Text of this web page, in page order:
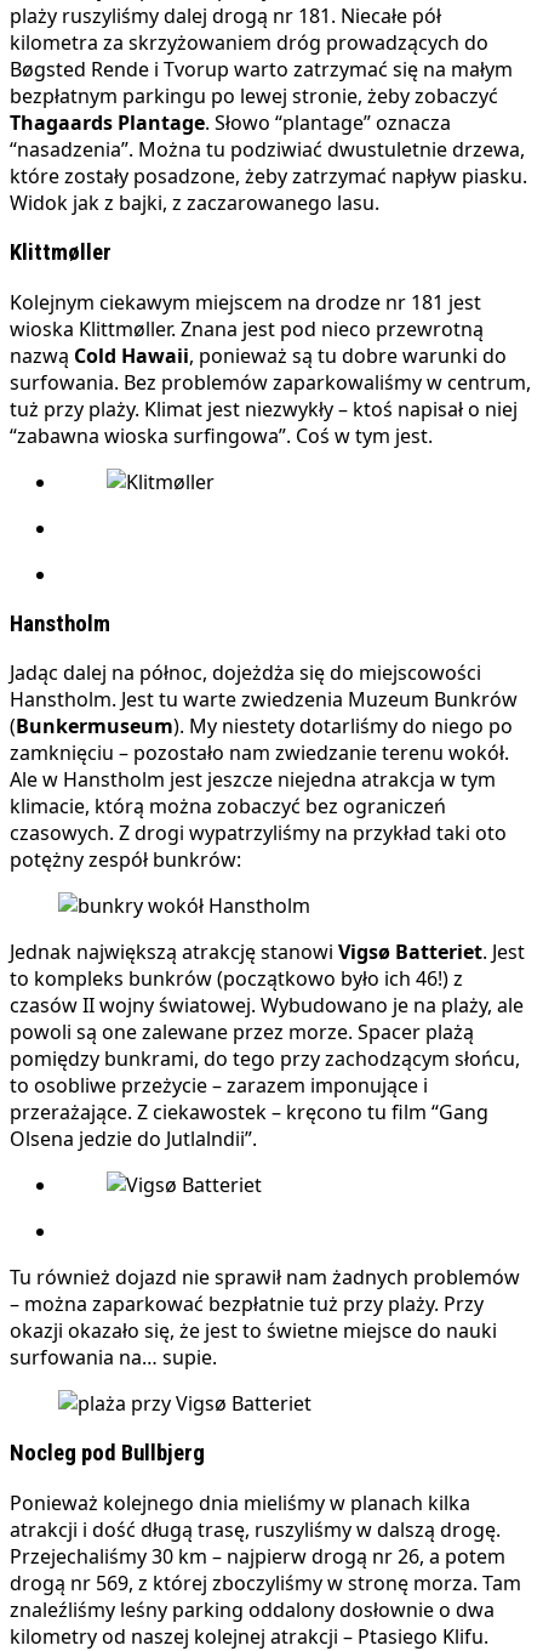
plaży ruszyliśmy dalej drogą nr 181. Niecałe pół
kilometra za skrzyżowaniem dróg prowadzących do
Bøgsted Rende i Tvorup warto zatrzymać się na małym
bezpłatnym parkingu po lewej stronie, żeby zobaczyć
Thagaards Plantage. Słowo “plantage” oznacza
“nasadzenia”. Można tu podziwiać dwustuletnie drzewa,
które zostały posadzone, żeby zatrzymać napływ piasku.
Widok jak z bajki, z zaczarowanego lasu.
Klittmøller
Kolejnym ciekawym miejscem na drodze nr 181 jest
wioska Klittmøller. Znana jest pod nieco przewrotną
nazwą Cold Hawaii, ponieważ są tu dobre warunki do
surfowania. Bez problemów zaparkowaliśmy w centrum,
tuż przy plaży. Klimat jest niezwykły – ktoś napisał o niej
“zabawna wioska surfingowa”. Coś w tym jest.
Hanstholm
Jadąc dalej na północ, dojeżdża się do miejscowości
Hanstholm. Jest tu warte zwiedzenia Muzeum Bunkrów
(Bunkermuseum). My niestety dotarliśmy do niego po
zamknięciu – pozostało nam zwiedzanie terenu wokół.
Ale w Hanstholm jest jeszcze niejedna atrakcja w tym
klimacie, którą można zobaczyć bez ograniczeń
czasowych. Z drogi wypatrzyliśmy na przykład taki oto
potężny zespół bunkrów:
Jednak największą atrakcję stanowi Vigsø Batteriet. Jest
to kompleks bunkrów (początkowo było ich 46!) z
czasów II wojny światowej. Wybudowano je na plaży, ale
powoli są one zalewane przez morze. Spacer plażą
pomiędzy bunkrami, do tego przy zachodzącym słońcu,
to osobliwe przeżycie – zarazem imponujące i
przerażające. Z ciekawostek – kręcono tu film “Gang
Olsena jedzie do Jutlalndii”.
Tu również dojazd nie sprawił nam żadnych problemów
– można zaparkować bezpłatnie tuż przy plaży. Przy
okazji okazało się, że jest to świetne miejsce do nauki
surfowania na… supie.
Nocleg pod Bullbjerg
Ponieważ kolejnego dnia mieliśmy w planach kilka
atrakcji i dość długą trasę, ruszyliśmy w dalszą drogę.
Przejechaliśmy 30 km – najpierw drogą nr 26, a potem
drogą nr 569, z której zboczyliśmy w stronę morza. Tam
znaleźliśmy leśny parking oddalony dosłownie o dwa
kilometry od naszej kolejnej atrakcji – Ptasiego Klifu.